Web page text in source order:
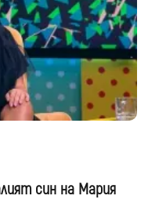
син на Мария